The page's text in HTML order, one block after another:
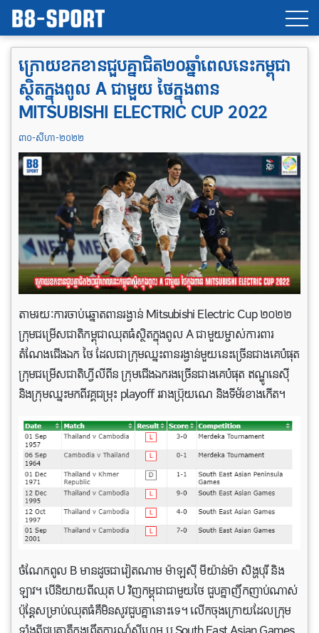
ក្រោយខកខានជួបគ្នាជិត២០ឆ្នាំពេលនេះកម្ពុជា
ស្ថិតក្នុងពូល A ជាមួយ ថៃ​ក្នុងពាន
MITSUBISHI ELECTRIC CUP 2022
៣០-សីហា-២០២២
តាមរយៈការ​ចាប់​ឆ្នោត​ពាន​រង្វាន់​ Mitsubishi Electric Cup ២០២២​
ក្រុមជម្រើសជាតិ​កម្ពុជាឈុតធំ​ស្ថិត​ក្នុងពូល A ជាមួយម្ចាស់​ការពារ
តំណែងជើងឯក ថៃ ដែលជាក្រុម​ឈ្នះពាន​រង្វាន់​មួយនេះច្រើនជាង​គេបំផុត
ក្រុមជម្រើសជាតិ​ហ្វីលីពីន ក្រុម​ជើងឯករង​ច្រើនជាង​គេបំផុត ឥណ្ឌូនេស៊ី
និង​ក្រុម​ឈ្នះ​មក​ពីវគ្គជម្រុះ playoff រវាង​ប្រ៊ុយណេ និង​ទីម័រខាងកើត។
ចំណែកពូល B មាន​ដូចជាវៀតណាម ម៉ាឡស៊ី មីយ៉ាន់ម៉ា សិង្ហបុរី និង​
ឡាវ។ បើ​និយាយពីឈុត U វិញ​កម្ពុជាជាមួយថៃ ជួបគ្នាញឹកញាប់ណាស់
ប៉ុន្តែសម្រាប់​ឈុត​ធំ​គឺមិនសូវ​ជួបគ្នា​នោះទេ។ លើក​ចុងក្រោយដែលក្រុម